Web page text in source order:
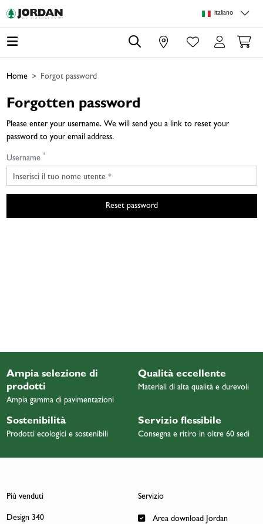
italiano
0
Home Forgot password
Forgotten password
Please enter your username. We will send you a link to reset your
password to your email address.
Username *
Reset password
Ampia selezione di
prodotti
Ampia gamma di pavimentazioni
Qualità eccellente
Materiali di alta qualità e durevoli
Sostenibilità
Prodotti ecologici e sostenibili
Servizio flessibile
Consegna e ritiro in oltre 60 sedi
Più venduti
Design 340
Servizio
Area download Jordan